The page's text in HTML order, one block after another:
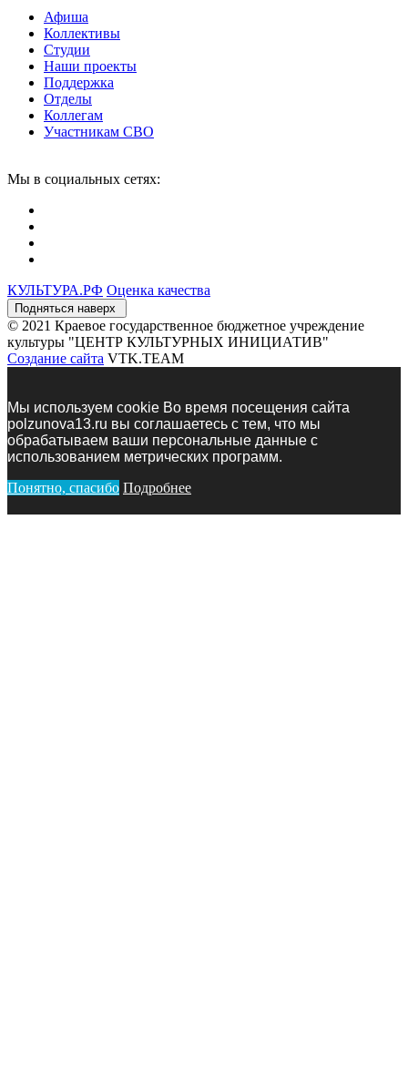
Афиша
Коллективы
Студии
Наши проекты
Поддержка
Отделы
Коллегам
Участникам СВО
Мы в социальных сетях:
КУЛЬТУРА.РФ Оценка качества
Подняться наверх
© 2021 Краевое государственное бюджетное учреждение
культуры "ЦЕНТР КУЛЬТУРНЫХ ИНИЦИАТИВ"
Создание сайта VTK.TEAM
Мы используем сookie Во время посещения сайта
polzunova13.ru вы соглашаетесь с тем, что мы
обрабатываем ваши персональные данные с
использованием метрических программ.
Понятно, спасибо Подробнее